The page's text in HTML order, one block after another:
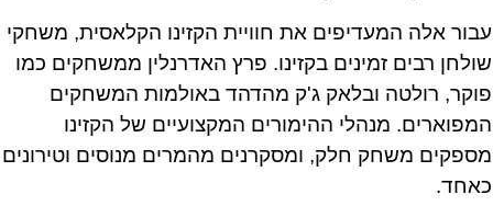
עבור אלה המעדיפים את חוויית הקזינו הקלאסית, משחקי
שולחן רבים זמינים בקזינו. פרץ האדרנלין ממשחקים כמו
פוקר, רולטה ובלאק ג'ק מהדהד באולמות המשחקים
המפוארים. מנהלי ההימורים המקצועיים של הקזינו
מספקים משחק חלק, ומסקרנים מהמרים מנוסים וטירונים
כאחד.